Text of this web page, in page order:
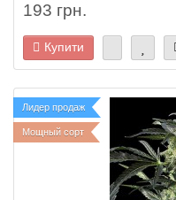
193 грн.
Купити
Лидер продаж
Мощный сорт